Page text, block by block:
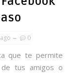
0
que te permite
tus amigos o